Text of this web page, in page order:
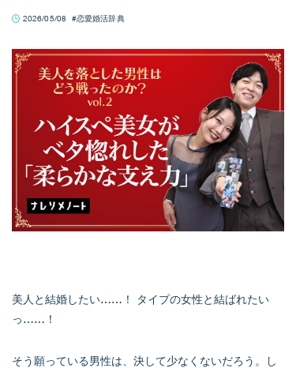
2026/05/08 恋愛婚活辞典
美人と結婚したい……！ タイプの女性と結ばれたい
っ……！
そう願っている男性は、決して少なくないだろう。し